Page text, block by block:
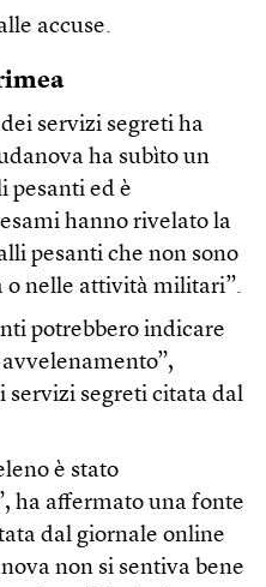
accuse.
servizi segreti ha
ha subìto un
pesanti ed è
hanno rivelato la
pesanti che non sono
o nelle attività militari”.
potrebbero indicare
servizi segreti citata dal
è stato
ha affermato una fonte
dal giornale online
non si sentiva bene